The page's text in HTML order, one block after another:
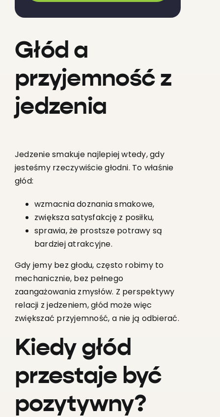
Głód a
przyjemność z
jedzenia
Jedzenie smakuje najlepiej wtedy, gdy
jesteśmy rzeczywiście głodni. To właśnie
głód:
wzmacnia doznania smakowe,
zwiększa satysfakcję z posiłku,
sprawia, że prostsze potrawy są
bardziej atrakcyjne.
Gdy jemy bez głodu, często robimy to
mechanicznie, bez pełnego
zaangażowania zmysłów. Z perspektywy
relacji z jedzeniem, głód może więc
zwiększać przyjemność, a nie ją odbierać.
Kiedy głód
przestaje być
pozytywny?